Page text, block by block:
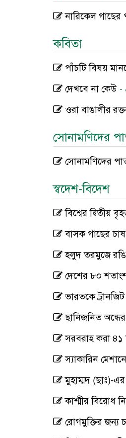
নারিকেল গাছের
কবিতা
পাঁচটি বিষয়
দেখবে না কেউ -
ওরা বাঙালীর
সোনামণিদের
সোনামণিদের
স্বদেশ-বিদেশ
বিশ্বের দ্বিতীয়
বাসক গাছের চাষ
হলুদ তরমুজে
দেশের ৮০
ভারতকে
ছানিজনিত
সরবরাহ করা ৪১
স্যাকারিন
মুহাম্মদ (ছাঃ)-
কাশ্মীর বিরোধ
রোগমুক্তির জন্য